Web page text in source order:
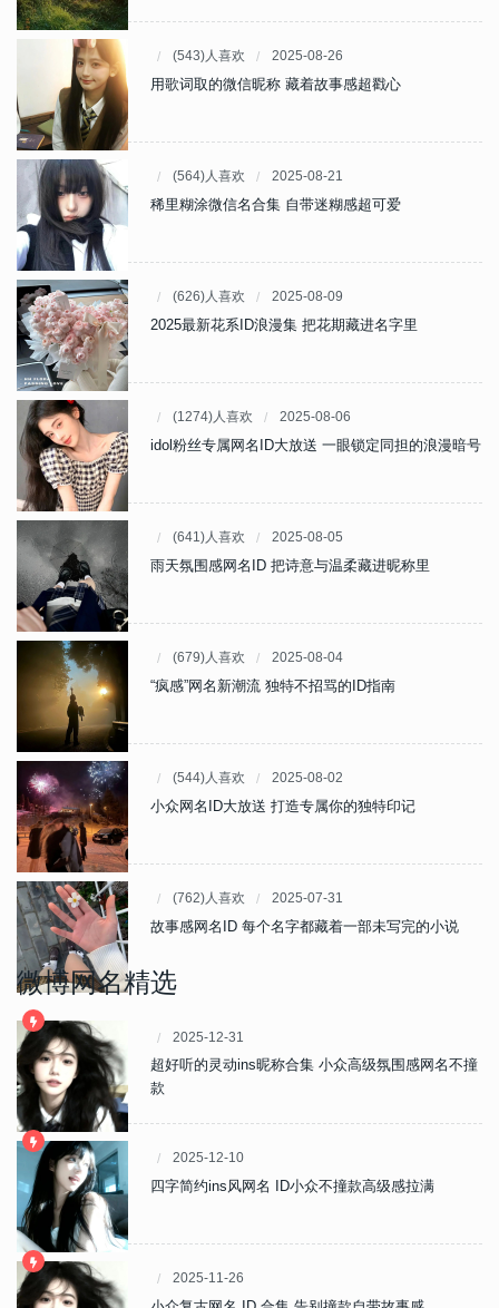
(543)人喜欢 2025-08-26
用歌词取的微信昵称 藏着故事感超戳心
(564)人喜欢 2025-08-21
稀里糊涂微信名合集 自带迷糊感超可爱
(626)人喜欢 2025-08-09
2025最新花系ID浪漫集 把花期藏进名字里
(1274)人喜欢 2025-08-06
idol粉丝专属网名ID大放送 一眼锁定同担的浪漫暗号
(641)人喜欢 2025-08-05
雨天氛围感网名ID 把诗意与温柔藏进昵称里
(679)人喜欢 2025-08-04
“疯感”网名新潮流 独特不招骂的ID指南
(544)人喜欢 2025-08-02
小众网名ID大放送 打造专属你的独特印记
(762)人喜欢 2025-07-31
故事感网名ID 每个名字都藏着一部未写完的小说
微博网名精选
2025-12-31
超好听的灵动ins昵称合集 小众高级氛围感网名不撞
款
2025-12-10
四字简约ins风网名 ID小众不撞款高级感拉满
2025-11-26